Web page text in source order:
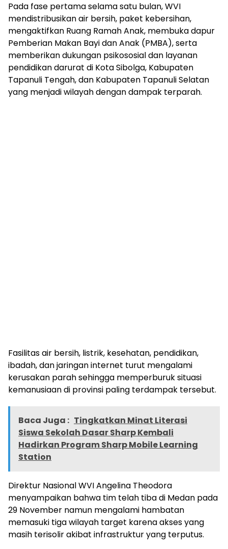
Pada fase pertama selama satu bulan, WVI
mendistribusikan air bersih, paket kebersihan,
mengaktifkan Ruang Ramah Anak, membuka dapur
Pemberian Makan Bayi dan Anak (PMBA), serta
memberikan dukungan psikososial dan layanan
pendidikan darurat di Kota Sibolga, Kabupaten
Tapanuli Tengah, dan Kabupaten Tapanuli Selatan
yang menjadi wilayah dengan dampak terparah.
Fasilitas air bersih, listrik, kesehatan, pendidikan,
ibadah, dan jaringan internet turut mengalami
kerusakan parah sehingga memperburuk situasi
kemanusiaan di provinsi paling terdampak tersebut.
Baca Juga : Tingkatkan Minat Literasi
Siswa Sekolah Dasar Sharp Kembali
Hadirkan Program Sharp Mobile Learning
Station
Direktur Nasional WVI Angelina Theodora
menyampaikan bahwa tim telah tiba di Medan pada
29 November namun mengalami hambatan
memasuki tiga wilayah target karena akses yang
masih terisolir akibat infrastruktur yang terputus.